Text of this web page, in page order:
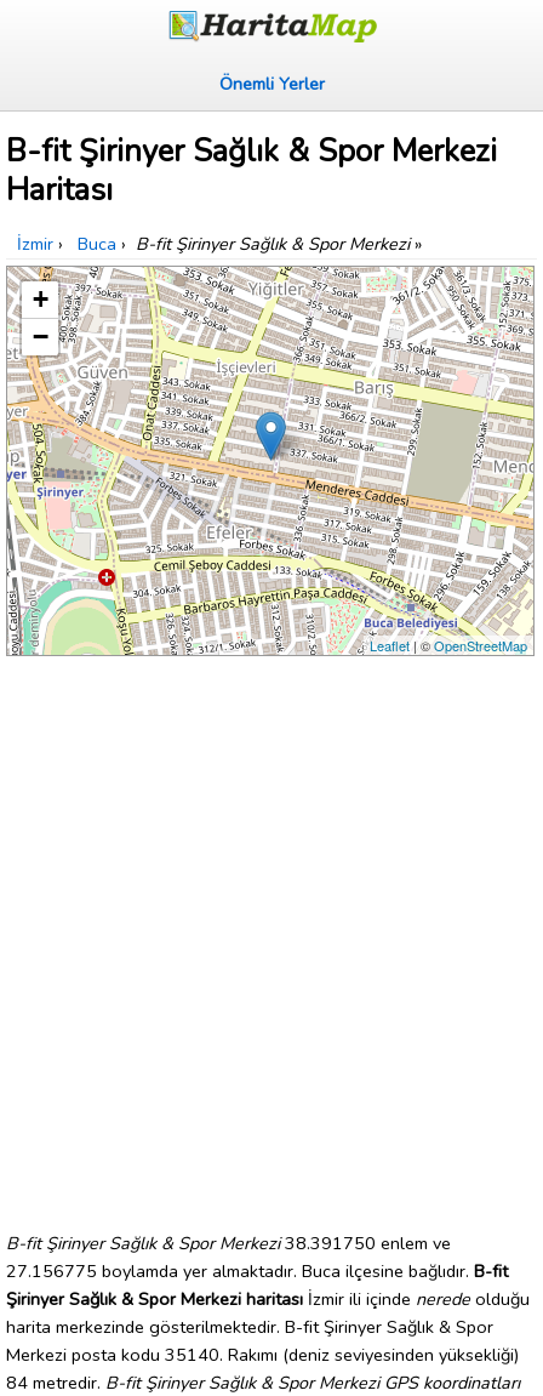
Önemli Yerler
B-fit Şirinyer Sağlık & Spor Merkezi
Haritası
İzmir › Buca › B-fit Şirinyer Sağlık & Spor Merkezi»
+
−
Leaflet| ©OpenStreetMap
B-fit Şirinyer Sağlık & Spor Merkezi38.391750 enlem ve
27.156775 boylamda yer almaktadır. Buca ilçesine bağlıdır. B-fit
Şirinyer Sağlık & Spor Merkezi haritası İzmir ili içinde nerede olduğu
harita merkezinde gösterilmektedir. B-fit Şirinyer Sağlık & Spor
Merkezi posta kodu 35140. Rakımı (deniz seviyesinden yüksekliği)
84 metredir. B-fit Şirinyer Sağlık & Spor Merkezi GPS koordinatları